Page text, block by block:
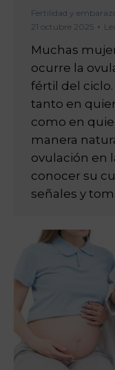
Fertilidad y
21 octubre 2025
Muchas
ocurre la
fértil del
tanto en
como en
manera
ovulación en
conocer su
señales y